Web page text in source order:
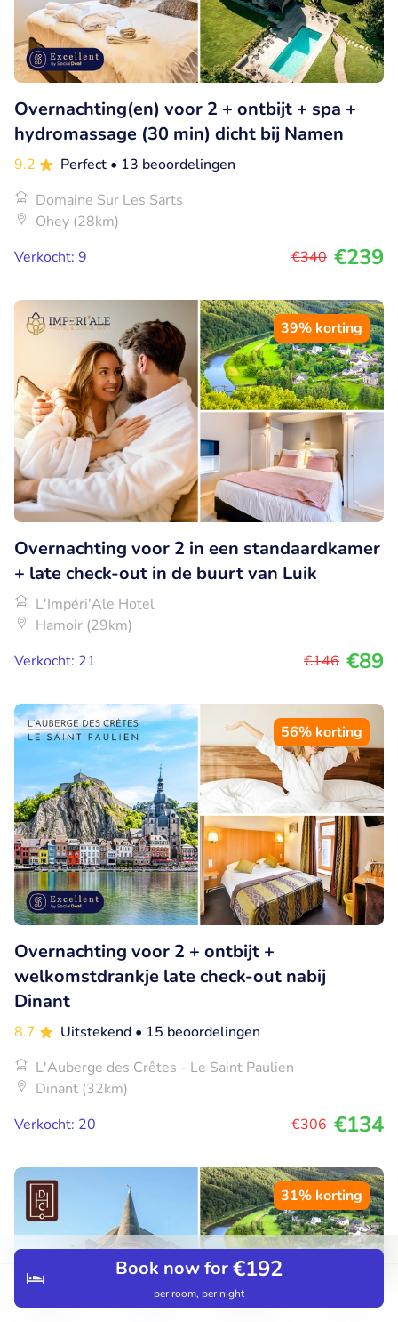
Search Bookings
Book now for€192
per room, per night
Overnachting(en) voor 2 + ontbijt + spa +
hydromassage (30 min) dicht bij Namen
9.2 Perfect • 13 beoordelingen
Domaine Sur Les Sarts
Ohey (28km)
Verkocht: 9
€340 €239
39% korting
Overnachting voor 2 in een standaardkamer
+ late check-out in de buurt van Luik
L'Impéri'Ale Hotel
Hamoir (29km)
Verkocht: 21
€146 €89
56% korting
Overnachting voor 2 + ontbijt +
welkomstdrankje late check-out nabij
Dinant
8.7 Uitstekend • 15 beoordelingen
L'Auberge des Crêtes - Le Saint Paulien
Dinant (32km)
Verkocht: 20
€306 €134
31% korting